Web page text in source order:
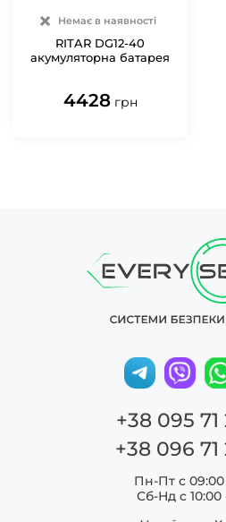
Немає в наявності
RITAR DG12-40
акумуляторна батарея
4428 грн
+38 095 71
+38 096 71
Пн-Пт с 09:00
Сб-Нд c 10:00